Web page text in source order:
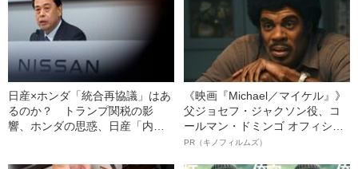
日産×ホンダ「統合再協議」はあ
るのか？ トランプ関税の影
響、ホンダの思惑、日産「内田
《映画『Michael／マイケル』》
父ジョセフ・ジャクソン役、コ
ールマン・ドミンゴ オフィシャ
ルインタビュー“観客を魅了した
PR（キノフィルムズ）